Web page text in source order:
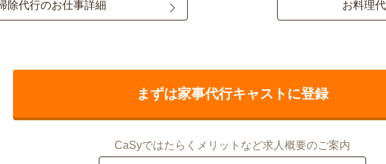
除代行のお仕事詳細 お料理
まずは家事代行キャストに登録
CaSyではたらくメリットなど求人概要のご案内